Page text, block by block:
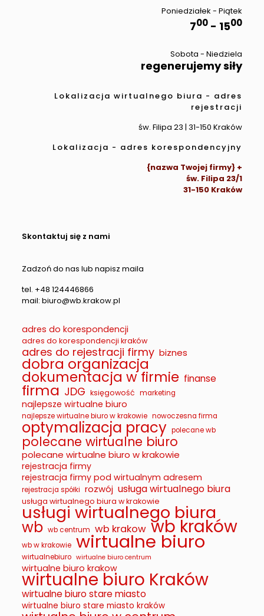
Poniedziałek - Piątek
700 - 1500
Sobota - Niedziela
regenerujemy siły
Lokalizacja wirtualnego biura - adres
rejestracji
św. Filipa 23 | 31-150 Kraków
Lokalizacja - adres korespondencyjny
{nazwa Twojej firmy} +
św. Filipa 23/1
31-150 Kraków
Skontaktuj się z nami
Zadzoń do nas lub napisz maila
tel. +48 124446866
mail: biuro@wb.krakow.pl
adres do korespondencji
adres do korespondencji kraków
adres do rejestracji firmy biznes
dobra organizacja
dokumentacja w firmie finanse
firma JDG księgowość marketing
najlepsze wirtualne biuro
najlepsze wirtualne biuro w krakowie nowoczesna firma
optymalizacja pracy polecane wb
polecane wirtualne biuro
polecane wirtualne biuro w krakowie
rejestracja firmy
rejestracja firmy pod wirtualnym adresem
rejestracja spółki rozwój usługa wirtualnego biura
usługa wirtualnego biura w krakowie
usługi wirtualnego biura
wb wb centrum wb krakow wb kraków
wb w krakowie wirtualne biuro
wirtualnebiuro wirtualne biuro centrum
wirtualne biuro krakow
wirtualne biuro Kraków
wirtualne biuro stare miasto
wirtualne biuro stare miasto kraków